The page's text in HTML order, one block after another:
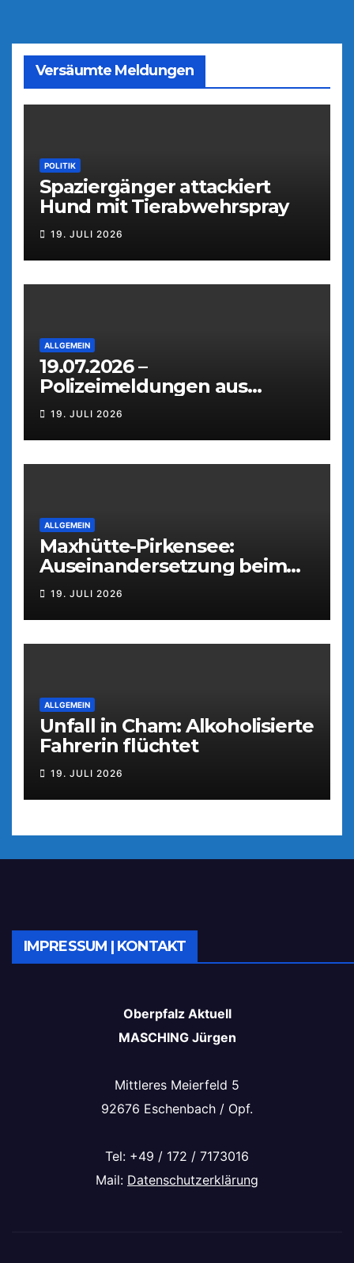
Versäumte Meldungen
POLITIK
Spaziergänger attackiert
Hund mit Tierabwehrspray
19. JULI 2026
ALLGEMEIN
19.07.2026 –
Polizeimeldungen aus
Weiden
19. JULI 2026
ALLGEMEIN
Maxhütte-Pirkensee:
Auseinandersetzung beim
Parkfest
19. JULI 2026
ALLGEMEIN
Unfall in Cham: Alkoholisierte
Fahrerin flüchtet
19. JULI 2026
IMPRESSUM | KONTAKT
Oberpfalz Aktuell
MASCHING Jürgen
Mittleres Meierfeld 5
92676 Eschenbach / Opf.
Tel: +49 / 172 / 7173016
Mail: Datenschutzerklärung